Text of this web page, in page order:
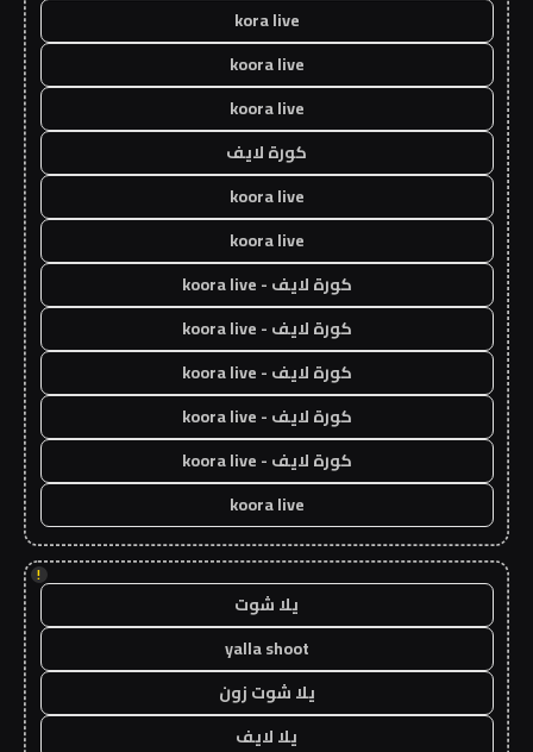
kora live
koora live
koora live
كورة لايف
koora live
koora live
كورة لايف - koora live
كورة لايف - koora live
كورة لايف - koora live
كورة لايف - koora live
كورة لايف - koora live
koora live
!
يلا شوت
yalla shoot
يلا شوت زون
يلا لايف